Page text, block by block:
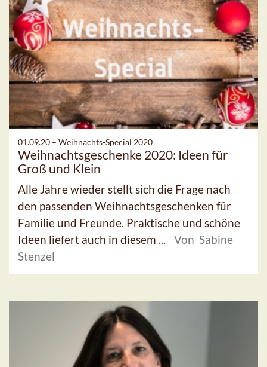
01.09.20 – Weihnachts-Special 2020
Weihnachtsgeschenke 2020: Ideen für
Groß und Klein
Alle Jahre wieder stellt sich die Frage nach
den passenden Weihnachtsgeschenken für
Familie und Freunde. Praktische und schöne
Ideen liefert auch in diesem ...
Von Sabine
Stenzel